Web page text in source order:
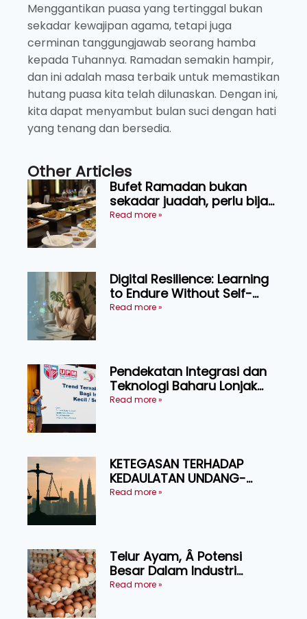
Menggantikan puasa yang tertinggal bukan
sekadar kewajipan agama, tetapi juga
cerminan tanggungjawab seorang hamba
kepada Tuhannya. Ramadan semakin hampir,
dan ini adalah masa terbaik untuk memastikan
hutang puasa kita telah dilunaskan. Dengan ini,
kita dapat menyambut bulan suci dengan hati
yang tenang dan bersedia.
Other Articles
Bufet Ramadan bukan
sekadar juadah, perlu bijak
memilih dan selamat
Read more »
Digital Resilience: Learning
to Endure Without Self-
Pressure
Read more »
Pendekatan Integrasi dan
Teknologi Baharu Lonjak
Produktiviti Ternakan
Read more »
KETEGASAN TERHADAP
KEDAULATAN UNDANG-
UNDANG ASAS KEPADA
Read more »
Telur Ayam, Â Potensi
Besar Dalam Industri
Makanan, Kosmetik dan
Read more »